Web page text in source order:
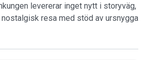
levererar inget nytt i storyväg,
resa med stöd av ursnygga